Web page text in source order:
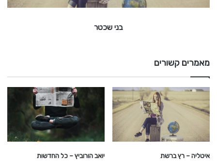
בני שכטר
מאמרים קשורים
איטליה – רץ ברשת יואב הורוביץ – כל החדשות